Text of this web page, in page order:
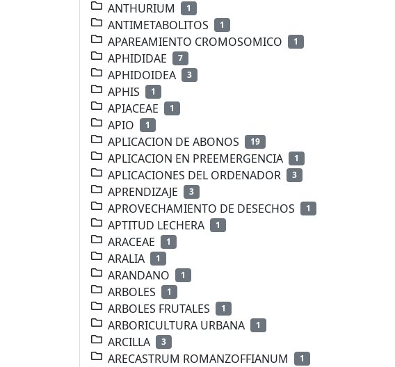
ANTHURIUM 1
ANTIMETABOLITOS 1
APAREAMIENTO CROMOSOMICO 1
APHIDIDAE 7
APHIDOIDEA 3
APHIS 1
APIACEAE 1
APIO 1
APLICACION DE ABONOS 19
APLICACION EN PREEMERGENCIA 1
APLICACIONES DEL ORDENADOR 3
APRENDIZAJE 3
APROVECHAMIENTO DE DESECHOS 1
APTITUD LECHERA 1
ARACEAE 1
ARALIA 1
ARANDANO 1
ARBOLES 1
ARBOLES FRUTALES 1
ARBORICULTURA URBANA 1
ARCILLA 3
ARECASTRUM ROMANZOFFIANUM 1